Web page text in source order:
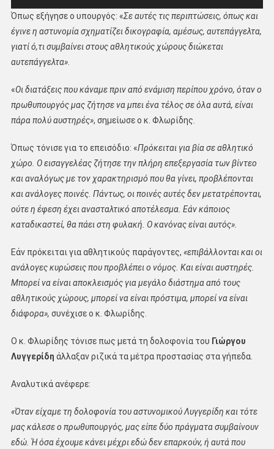
Όπως εξήγησε ο υπουργός: «Σε αυτές τις περιπτώσεις, όπως και
έγινε η αστυνομία σχηματίζει δικογραφία, αμέσως, αυτεπάγγελτα,
γιατί ό,τι συμβαίνει στους αθλητικούς χώρους διώκεται
αυτεπάγγελτα».
«Οι διατάξεις που κάναμε πριν από ενάμιση περίπου χρόνο, όταν ο
πρωθυπουργός μας ζήτησε να μπει ένα τέλος σε όλα αυτά, είναι
πάρα πολύ αυστηρές», σημείωσε ο κ. Φλωρίδης.
Όπως τόνισε για το επεισόδιο: «Πρόκειται για βία σε αθλητικό
χώρο. Ο εισαγγελέας ζήτησε την πλήρη επεξεργασία των βίντεο
και αναλόγως με τον χαρακτηρισμό που θα γίνει, προβλέπονται
και ανάλογες ποινές. Πάντως, οι ποινές αυτές δεν μετατρέπονται,
ούτε η έφεση έχει ανασταλτικό αποτέλεσμα. Εάν κάποιος
καταδικαστεί, θα πάει στη φυλακή. Ο κανόνας είναι αυτός».
Εάν πρόκειται για αθλητικούς παράγοντες, «επιβάλλονται και οι
ανάλογες κυρώσεις που προβλέπει ο νόμος. Και είναι αυστηρές.
Μπορεί να είναι αποκλεισμός για μεγάλο διάστημα από τους
αθλητικούς χώρους, μπορεί να είναι πρόστιμα, μπορεί να είναι
διάφορα», συνέχισε ο κ. Φλωρίδης.
Ο κ. Φλωρίδης τόνισε πως μετά τη δολοφονία του Γιώργου
Λυγγερίδη άλλαξαν ριζικά τα μέτρα προστασίας στα γήπεδα.
Αναλυτικά ανέφερε:
«Όταν είχαμε τη δολοφονία του αστυνομικού Λυγγερίδη και τότε
μας κάλεσε ο πρωθυπουργός, μας είπε δύο πράγματα συμβαίνουν
εδώ. Ή όσα έχουμε κάνει μέχρι εδώ δεν επαρκούν, ή αυτά που